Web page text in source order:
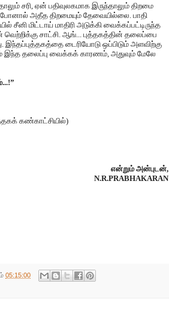
சரி, ஏன் பதிவுலகமாக இருந்தாலும் திறமை
அதீத திறமையும் தேவையில்லை. பாதி
சீனி மிட்டாய் மாதிரி அடுக்கி வைக்கப்பட்டிருந்த
வெற்றிக்கு சாட்சி. ஆங்... புத்தகத்தின் தலைப்பை
இந்தப்புத்தகத்தை டைரியோடு ஒப்பிடும் அளவிற்கு
தலைப்பு வைக்கக் காரணம், அதுவும் மேலே
கண்காட்சியில்)
என்றும் அன்புடன்,
N.R.PRABHAKARAN
05:15:00